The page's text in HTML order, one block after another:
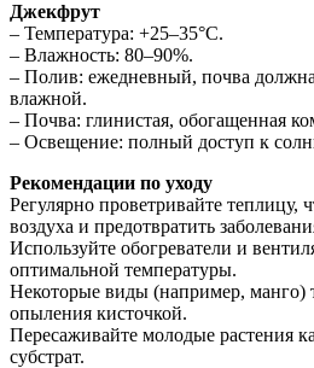
Джекфрут
– Температура: +25–35°C.
– Влажность: 80–90%.
– Полив: ежедневный, почва
влажной.
– Почва: глинистая, обогащенная
– Освещение: полный доступ к
Рекомендации по уходу
Регулярно проветривайте теплицу,
воздуха и предотвратить
Используйте обогреватели и
оптимальной температуры.
Некоторые виды (например, манго)
опыления кисточкой.
Пересаживайте молодые растения
субстрат.